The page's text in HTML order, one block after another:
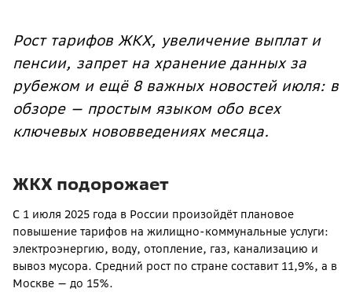
Рост тарифов ЖКХ, увеличение выплат и
пенсии, запрет на хранение данных за
рубежом и ещё 8 важных новостей июля: в
обзоре — простым языком обо всех
ключевых нововведениях месяца.
ЖКХ подорожает
С 1 июля 2025 года в России произойдёт плановое
повышение тарифов на жилищно-коммунальные услуги:
электроэнергию, воду, отопление, газ, канализацию и
вывоз мусора. Средний рост по стране составит 11,9%, а в
Москве — до 15%.